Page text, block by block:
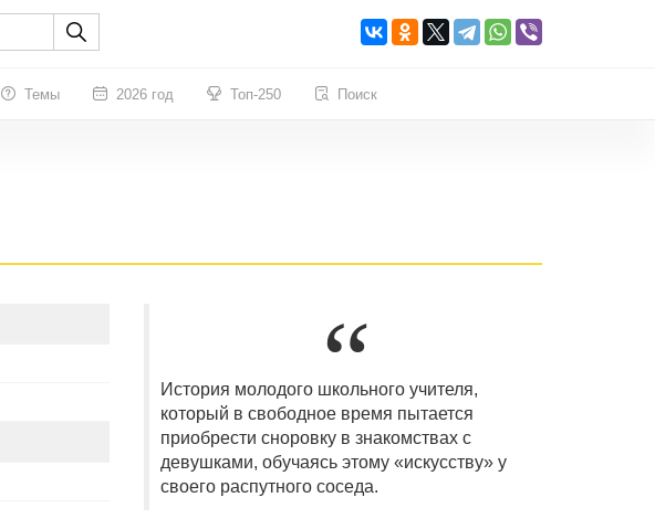
Темы 2026 год Топ-250 Поиск
История молодого школьного учителя,
который в свободное время пытается
приобрести сноровку в знакомствах с
девушками, обучаясь этому «искусству» у
своего распутного соседа.